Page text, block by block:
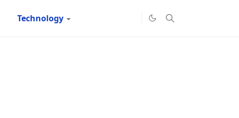
Technology